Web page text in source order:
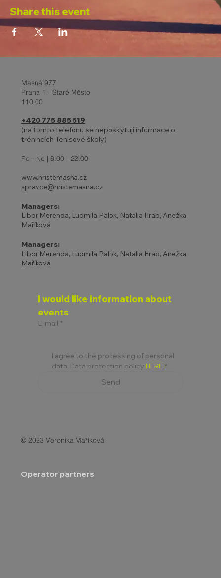
Share this event
Masná 977
Praha 1 - Staré Město
110 00
+420 775 885 519
(na tomto telefonu se neposkytují informace o
trénincích Tenisové školy)
Po - Ne | 8:00 - 22:00
www.hristemasna.cz
spravce@hristemasna.cz
Managers:
Libor Merenda, Ludmila Palok, Natalia Hrab, Anežka
Maříková
Managers:
Libor Merenda, Ludmila Palok, Natalia Hrab, Anežka
Maříková
I would like information about
events
E-mail *
I agree to the processing of personal
data. Data protection policy HERE *
Send
© 2023 Veronika Maříková
Operator partners